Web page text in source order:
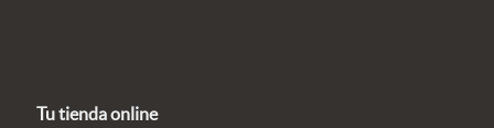
Tu tienda online